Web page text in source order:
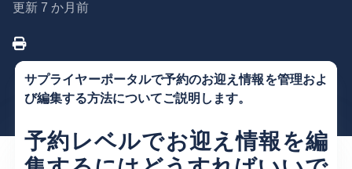
更新 7 か月前
サプライヤーポータルで予約のお迎え情報を管理およ
び編集する方法についてご説明します。
予約レベルでお迎え情報を編